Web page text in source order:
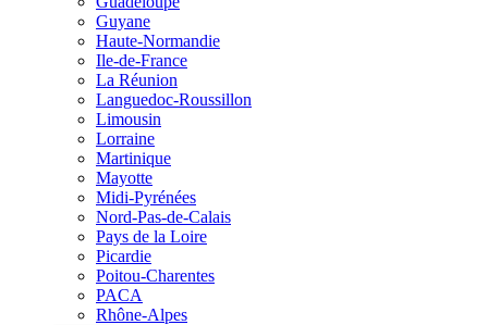
Guyane
Haute-Normandie
Ile-de-France
La Réunion
Languedoc-Roussillon
Limousin
Lorraine
Martinique
Mayotte
Midi-Pyrénées
Nord-Pas-de-Calais
Pays de la Loire
Picardie
Poitou-Charentes
PACA
Rhône-Alpes